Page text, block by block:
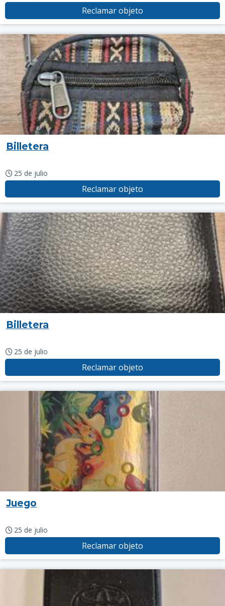
Reclamar objeto
Billetera
25 de julio
Reclamar objeto
Billetera
25 de julio
Reclamar objeto
Juego
25 de julio
Reclamar objeto